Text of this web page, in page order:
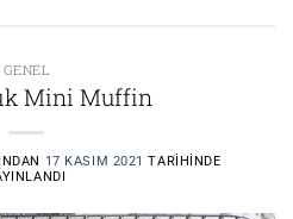
GENEL
Mini Muffin
17 KASIM 2021 TARIHINDE